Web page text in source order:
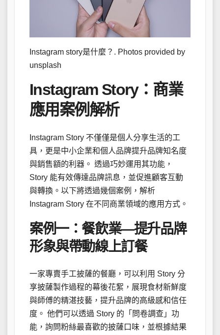
Instagram story是什麼？. Photos provided by
unsplash
Instagram Story：商業
應用案例解析
Instagram Story 不僅僅是個人分享生活的工
具，更是中小企業和個人品牌提升品牌知名度
與銷售額的利器。 透過巧妙運用其功能，
Story 能有效傳達品牌訊息，並促進顧客互動
與轉換。以下將透過幾個案例，解析
Instagram Story 在不同商業領域的應用方式。
案例一：餐飲業—提升品牌
形象與帶動線上訂餐
一家專賣手工披薩的餐廳，可以利用 Story 分
享披薩製作過程的幕後花絮，展現食材新鮮度
與師傅的精湛技藝，提升品牌的高級感和信任
度。 他們可以透過 Story 的「問卷調查」功
能，詢問粉絲最喜歡的披薩口味，並根據結果